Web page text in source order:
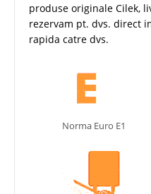
produse originale Cilek,
rezervam pt. dvs. direct
rapida catre dvs.
Norma Euro E1